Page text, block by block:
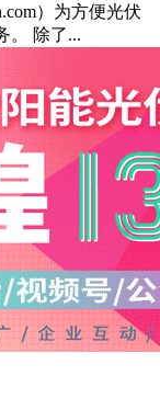
）为方便光伏
。 除了...